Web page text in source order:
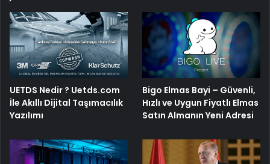
UETDS Nedir ? Uetds.com
İle Akıllı Dijital Taşımacılık
Yazılımı
Bigo Elmas Bayi – Güvenli,
Hızlı ve Uygun Fiyatlı Elmas
Satın Almanın Yeni Adresi